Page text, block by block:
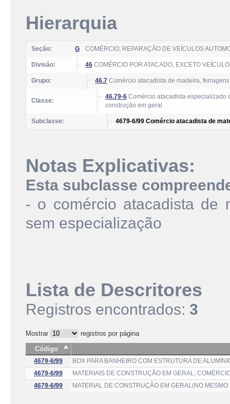
Hierarquia
Seção: G COMÉRCIO; REPARAÇÃO DE VEÍCULOS
Divisão: 46 COMÉRCIO POR ATACADO, EXCETO
Grupo: 46.7 Comércio atacadista de madeira,
Classe:
46.79-6 Comércio atacadista especializado
construção em geral
Subclasse: 4679-6/99 Comércio atacadista de
Notas Explicativas:
Esta subclasse
- o comércio atacadista de
sem especialização
Lista de Descritores
Registros encontrados: 3
Mostrar
registros por página
Código
4679-6/99
BOX PARA BANHEIRO COM ESTRUTURA DE
4679-6/99
MATERIAIS DE CONSTRUÇÃO EM GERAL;
4679-6/99
MATERIAL DE CONSTRUÇÃO EM GERAL(NO